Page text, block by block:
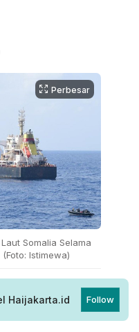
Perbesar
Somalia Selama
Istimewa)
Haijakarta.id Follow